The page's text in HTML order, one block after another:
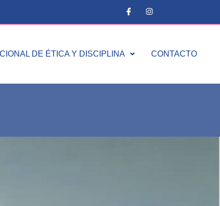
DE ÉTICA Y DISCIPLINA CONTACTO